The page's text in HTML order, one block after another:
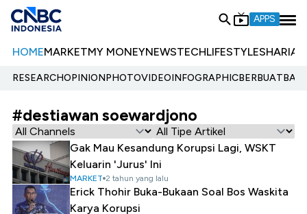
APPS
HOMEMARKETMY MONEYNEWSTECHLIFESTYLESHARIA
RESEARCHOPINIONPHOTOVIDEOINFOGRAPHIC
#destiawan soewardjono
Gak Mau Kesandung Korupsi Lagi, WSKT
Keluarin 'Jurus' Ini
MARKET 2 tahun yang lalu
Erick Thohir Buka-Bukaan Soal Bos Waskita
Karya Korupsi